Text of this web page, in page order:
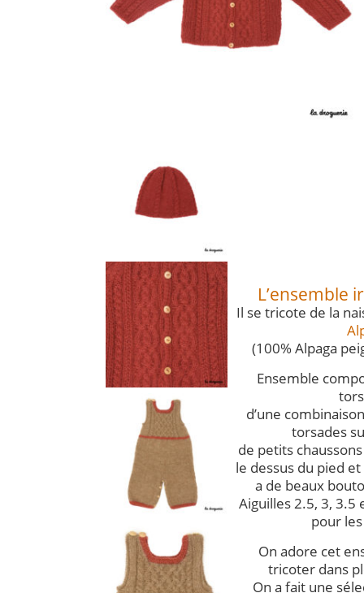
L’ensemble
Il se tricote de la
(100% Alpaga
Ensemble
d’une
torsades
de petits
le dessus du pied
a de beaux
Aiguilles 2.5, 3, 3.5
pour
On adore cet
tricoter dans
On a fait une